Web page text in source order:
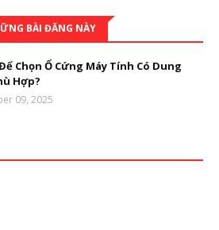
BÀI ĐĂNG NÀY
Chọn Ổ Cứng Máy Tính Có Dung
Hợp?
09, 2025